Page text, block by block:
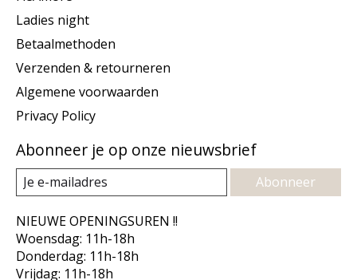
Ladies night
Betaalmethoden
Verzenden & retourneren
Algemene voorwaarden
Privacy Policy
Abonneer je op onze nieuwsbrief
Abonneer
NIEUWE OPENINGSUREN !!
Woensdag: 11h-18h
Donderdag: 11h-18h
Vrijdag: 11h-18h